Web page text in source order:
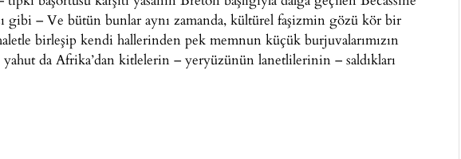
gibi – Ve bütün bunlar aynı zamanda, kültürel faşizmin gözü kör bir
birleşip kendi hallerinden pek memnun küçük burjuvalarımızın
da Afrika’dan kitlelerin – yeryüzünün lanetlilerinin – saldıkları